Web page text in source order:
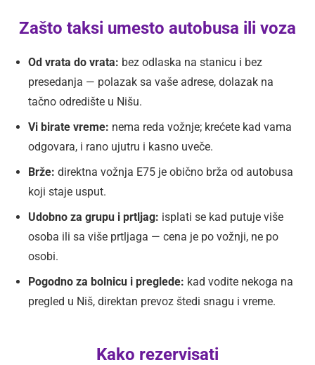
Zašto taksi umesto autobusa ili voza
Od vrata do vrata: bez odlaska na stanicu i bez
presedanja — polazak sa vaše adrese, dolazak na
tačno odredište u Nišu.
Vi birate vreme: nema reda vožnje; krećete kad vama
odgovara, i rano ujutru i kasno uveče.
Brže: direktna vožnja E75 je obično brža od autobusa
koji staje usput.
Udobno za grupu i prtljag: isplati se kad putuje više
osoba ili sa više prtljaga — cena je po vožnji, ne po
osobi.
Pogodno za bolnicu i preglede: kad vodite nekoga na
pregled u Niš, direktan prevoz štedi snagu i vreme.
Kako rezervisati